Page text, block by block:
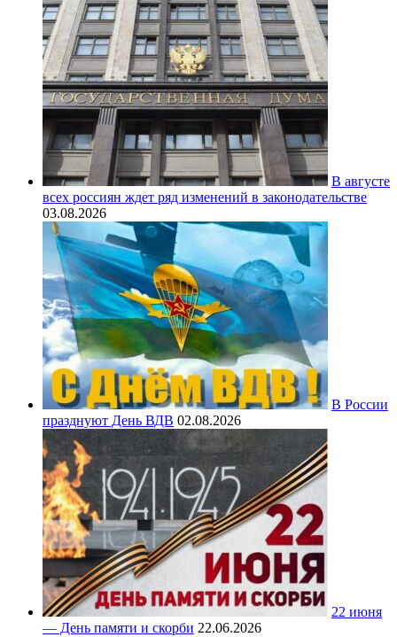
В августе
всех россиян ждет ряд изменений в законодательстве
03.08.2026
В России
празднуют День ВДВ 02.08.2026
22 июня
— День памяти и скорби 22.06.2026